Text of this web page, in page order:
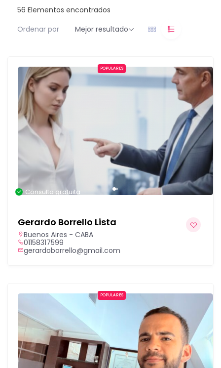
56 Elementos encontrados
Ordenar por
Mejor resultado
POPULARES
Consulta gratuita
Gerardo Borrello Lista
Buenos Aires - CABA
01158317599
gerardoborrello@gmail.com
POPULARES